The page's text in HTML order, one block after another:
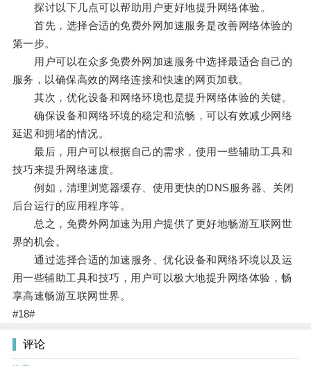
探讨以下几点可以帮助用户更好地提升网络体验。
首先，选择合适的免费外网加速服务是改善网络体验的
第一步。
用户可以在众多免费外网加速服务中选择最适合自己的
服务，以确保高效的网络连接和快速的网页加载。
其次，优化设备和网络环境也是提升网络体验的关键。
确保设备和网络环境的稳定和流畅，可以有效减少网络
延迟和拥堵的情况。
最后，用户可以根据自己的需求，使用一些辅助工具和
技巧来提升网络速度。
例如，清理浏览器缓存、使用更快的DNS服务器、关闭
后台运行的应用程序等。
总之，免费外网加速为用户提供了更好地畅游互联网世
界的机会。
通过选择合适的加速服务、优化设备和网络环境以及运
用一些辅助工具和技巧，用户可以极大地提升网络体验，畅
享高速畅游互联网世界。
#18#
评论